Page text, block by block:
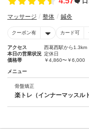
マッサージ 整体 鍼灸
クーポン有 カード可
アクセス
西葛西駅から1.3km
本日の営業状況 定休日
価格帯
￥4,860〜￥6,000
メニュー
骨盤矯正
楽トレ（インナーマッスル